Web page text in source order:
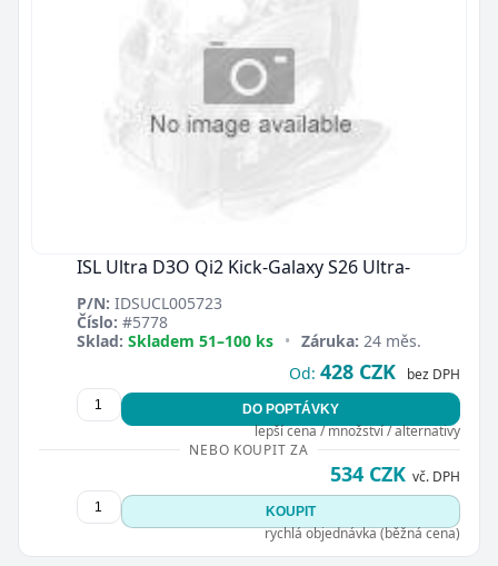
ISL Ultra D3O Qi2 Kick-Galaxy S26 Ultra-
P/N: IDSUCL005723
Číslo: #5778
Sklad: Skladem 51–100 ks • Záruka: 24 měs.
Od: 428 CZK bez DPH
DO POPTÁVKY
lepší cena / množství / alternativy
NEBO KOUPIT ZA
534 CZK vč. DPH
KOUPIT
rychlá objednávka (běžná cena)